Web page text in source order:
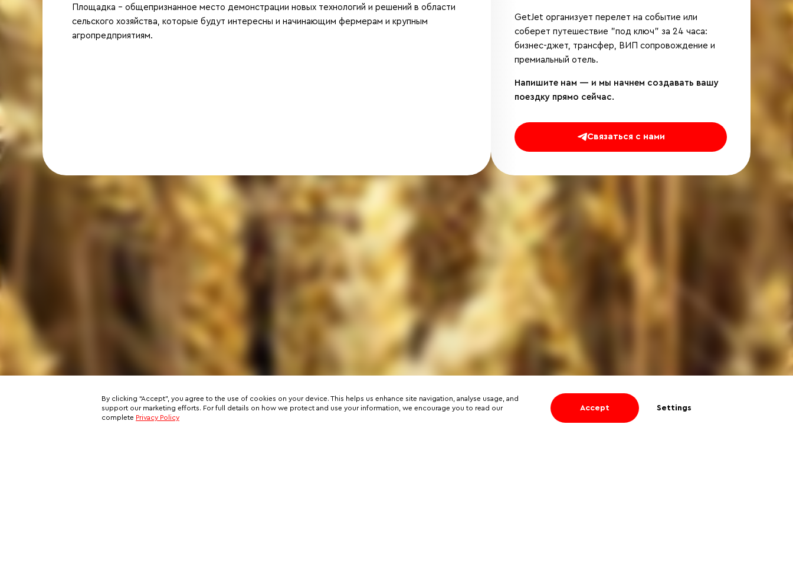
Площадка - общепризнанное место демонстрации новых технологий и решений в области
сельского хозяйства, которые будут интересны и начинающим фермерам и крупным
агропредприятиям.
GetJet организует перелет на событие или
соберет путешествие "под ключ" за 24 часа:
бизнес-джет, трансфер, ВИП сопровождение и
премиальный отель.
Напишите нам — и мы начнем создавать вашу
поездку прямо сейчас.
Связаться с нами
By clicking “Accept”, you agree to the use of cookies on your device. This helps us enhance site navigation, analyse usage, and
support our marketing efforts. For full details on how we protect and use your information, we encourage you to read our
complete Privacy Policy
Accept Settings